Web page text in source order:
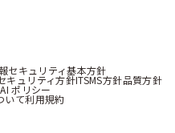
セキュリティ基本方針
キュリティ方針ITSMS方針品質方針
AI ポリシー
いて利用規約